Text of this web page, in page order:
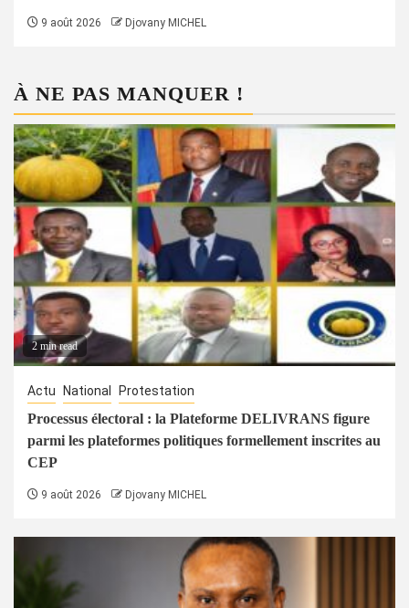
9 août 2026 Djovany MICHEL
À NE PAS MANQUER !
2 min read
Actu National Protestation
Processus électoral : la Plateforme DELIVRANS figure
parmi les plateformes politiques formellement inscrites au
CEP
9 août 2026 Djovany MICHEL